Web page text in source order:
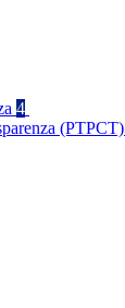
4
(PTPCT)